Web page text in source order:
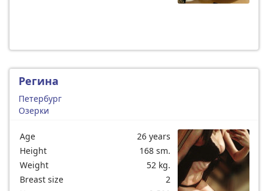
Регина
Петербург
Озерки
Age
26 years
Height
168 sm.
Weight
52 kg.
Breast size
2